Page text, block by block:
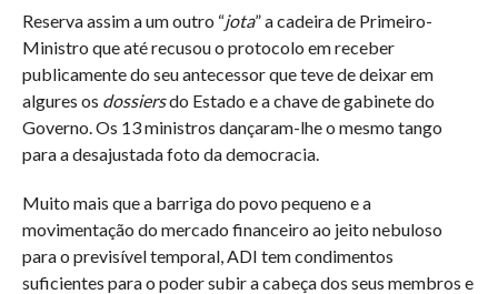
Reserva assim a um outro “jota” a cadeira de Primeiro-
Ministro que até recusou o protocolo em receber
publicamente do seu antecessor que teve de deixar em
algures os dossiersdo Estado e a chave de gabinete do
Governo. Os 13 ministros dançaram-lhe o mesmo tango
para a desajustada foto da democracia.
Muito mais que a barriga do povo pequeno e a
movimentação do mercado financeiro ao jeito nebuloso
para o previsível temporal, ADI tem condimentos
suficientes para o poder subir a cabeça dos seus membros e